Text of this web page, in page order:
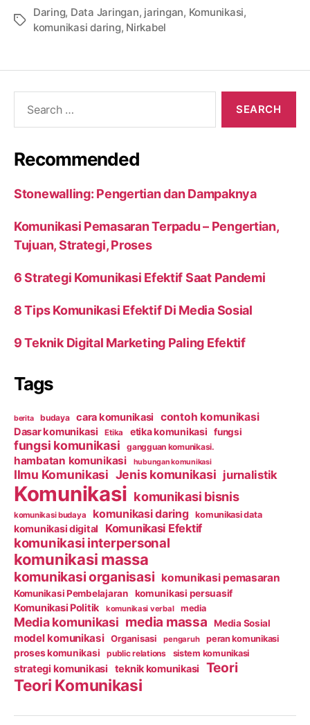
Tags
Daring, Data Jaringan, jaringan, Komunikasi,
komunikasi daring, Nirkabel
Recommended
Stonewalling: Pengertian dan Dampaknya
Komunikasi Pemasaran Terpadu – Pengertian,
Tujuan, Strategi, Proses
6 Strategi Komunikasi Efektif Saat Pandemi
8 Tips Komunikasi Efektif Di Media Sosial
9 Teknik Digital Marketing Paling Efektif
Tags
berita budaya cara komunikasi contoh komunikasi
Dasar komunikasi Etika etika komunikasi fungsi
fungsi komunikasi gangguan komunikasi.
hambatan komunikasi hubungan komunikasi
Ilmu Komunikasi Jenis komunikasi jurnalistik
Komunikasi komunikasi bisnis
komunikasi budaya komunikasi daring komunikasi data
komunikasi digital Komunikasi Efektif
komunikasi interpersonal
komunikasi massa
komunikasi organisasi komunikasi pemasaran
Komunikasi Pembelajaran komunikasi persuasif
Komunikasi Politik komunikasi verbal media
Media komunikasi media massa Media Sosial
model komunikasi Organisasi pengaruh peran komunikasi
proses komunikasi public relations sistem komunikasi
strategi komunikasi teknik komunikasi Teori
Teori Komunikasi